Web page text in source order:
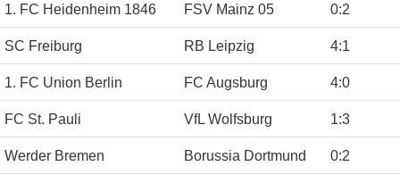
1. FC Heidenheim 1846 FSV Mainz 05 0:2
SC Freiburg RB Leipzig 4:1
1. FC Union Berlin FC Augsburg 4:0
FC St. Pauli VfL Wolfsburg 1:3
Werder Bremen Borussia Dortmund 0:2